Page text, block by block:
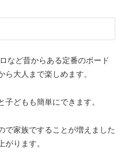
など昔からある定番のボード
ら大人まで楽しめます。
子どもも簡単にできます。
で家族ですることが増えました
がります。